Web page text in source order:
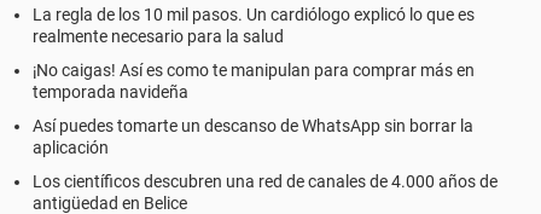
La regla de los 10 mil pasos. Un cardiólogo explicó lo que es
realmente necesario para la salud
¡No caigas! Así es como te manipulan para comprar más en
temporada navideña
Así puedes tomarte un descanso de WhatsApp sin borrar la
aplicación
Los científicos descubren una red de canales de 4.000 años de
antigüedad en Belice